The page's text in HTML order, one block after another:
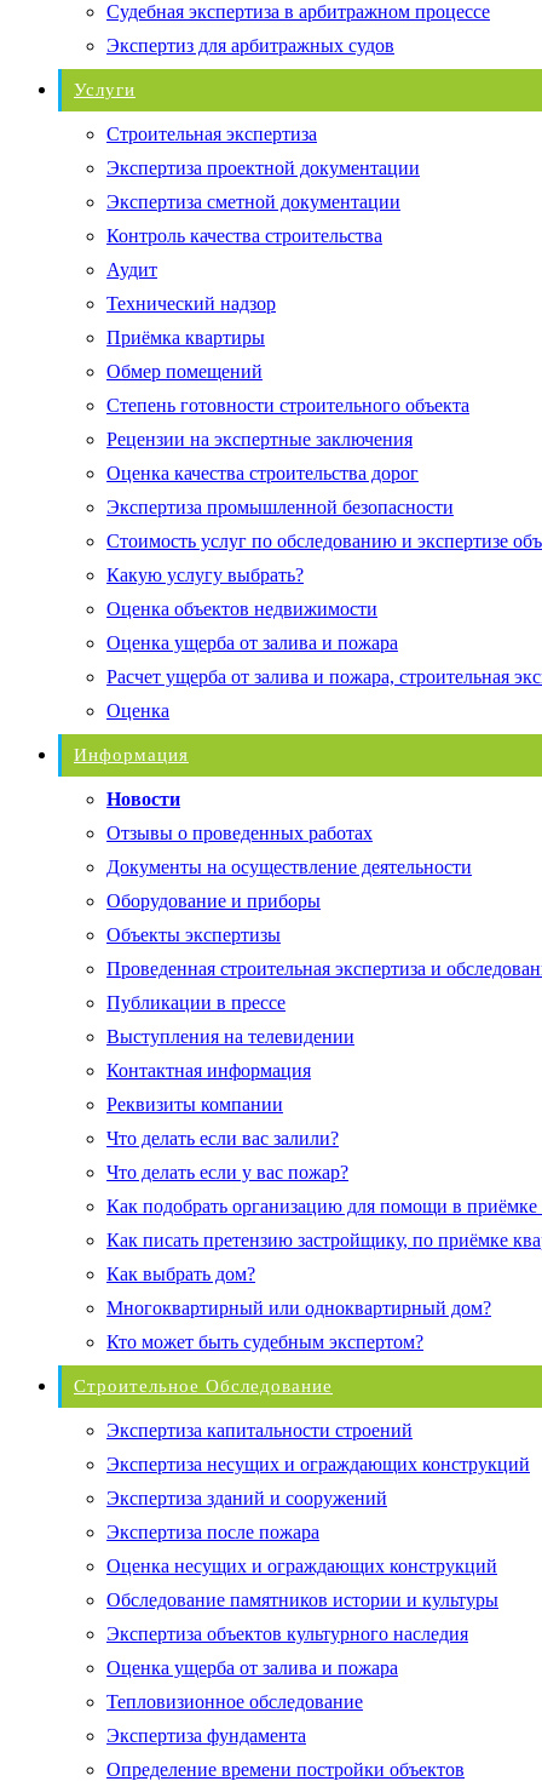
Судебная экспертиза в арбитражном процессе
Экспертиз для арбитражных судов
Услуги
Строительная экспертиза
Экспертиза проектной документации
Экспертиза сметной документации
Контроль качества строительства
Аудит
Технический надзор
Приёмка квартиры
Обмер помещений
Степень готовности строительного объекта
Рецензии на экспертные заключения
Оценка качества строительства дорог
Экспертиза промышленной безопасности
Стоимость услуг по обследованию и экспертизе
Какую услугу выбрать?
Оценка объектов недвижимости
Оценка ущерба от залива и пожара
Расчет ущерба от залива и пожара, строительная
Оценка
Информация
Новости
Отзывы о проведенных работах
Документы на осуществление деятельности
Оборудование и приборы
Объекты экспертизы
Проведенная строительная экспертиза и
Публикации в прессе
Выступления на телевидении
Контактная информация
Реквизиты компании
Что делать если вас залили?
Что делать если у вас пожар?
Как подобрать организацию для помощи в приёмке
Как писать претензию застройщику, по приёмке
Как выбрать дом?
Многоквартирный или одноквартирный дом?
Кто может быть судебным экспертом?
Строительное Обследование
Экспертиза капитальности строений
Экспертиза несущих и ограждающих конструкций
Экспертиза зданий и сооружений
Экспертиза после пожара
Оценка несущих и ограждающих конструкций
Обследование памятников истории и культуры
Экспертиза объектов культурного наследия
Оценка ущерба от залива и пожара
Тепловизионное обследование
Экспертиза фундамента
Определение времени постройки объектов